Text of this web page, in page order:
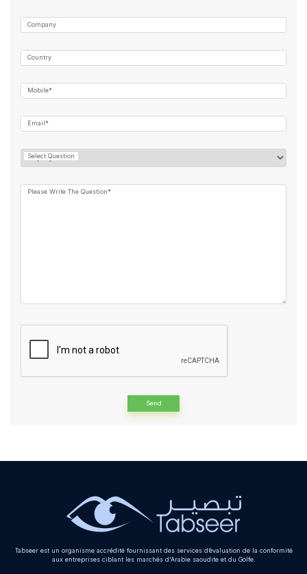
Company
Country
Mobile*
Email*
Select Question
Please Write The Question*
Tabseer est un organisme accrédité fournissant des services d’évaluation de la conformité
aux entreprises ciblant les marchés d'Arabie saoudite et du Golfe.